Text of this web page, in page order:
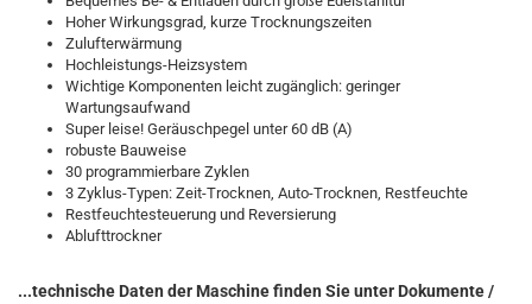
Hoher Wirkungsgrad, kurze Trocknungszeiten
Zulufterwärmung
Hochleistungs-Heizsystem
Wichtige Komponenten leicht zugänglich: geringer
Wartungsaufwand
Super leise! Geräuschpegel unter 60 dB (A)
robuste Bauweise
30 programmierbare Zyklen
3 Zyklus-Typen: Zeit-Trocknen, Auto-Trocknen, Restfeuchte
Restfeuchtesteuerung und Reversierung
Ablufttrockner
...technische Daten der Maschine finden Sie unter Dokumente /